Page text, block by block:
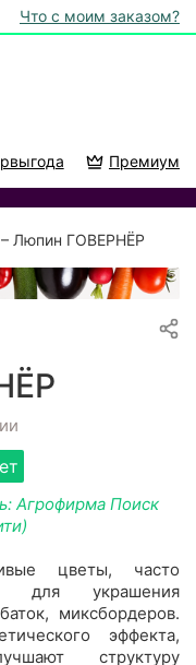
Что с моим заказом?
Премиум
– Люпин ГОВЕРНЁР
Агрофирма Поиск
цветы, часто
для украшения
миксбордеров.
эффекта,
структуру